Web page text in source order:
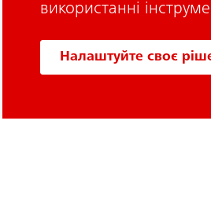
використанні
Налаштуйте своє